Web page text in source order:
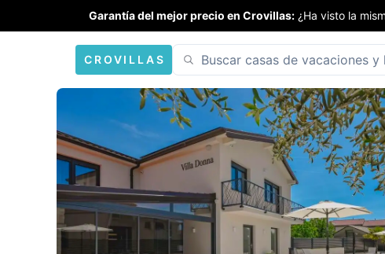
Garantía del mejor precio en Crovillas: ¿Ha visto la
CROVILLAS